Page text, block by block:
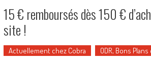
15 € remboursés dès 150 €
site !
Actuellement chez Cobra ODR, Bons Plans